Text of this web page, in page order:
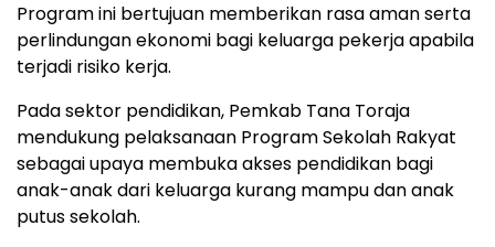
Program ini bertujuan memberikan rasa aman serta
perlindungan ekonomi bagi keluarga pekerja apabila
terjadi risiko kerja.
Pada sektor pendidikan, Pemkab Tana Toraja
mendukung pelaksanaan Program Sekolah Rakyat
sebagai upaya membuka akses pendidikan bagi
anak-anak dari keluarga kurang mampu dan anak
putus sekolah.